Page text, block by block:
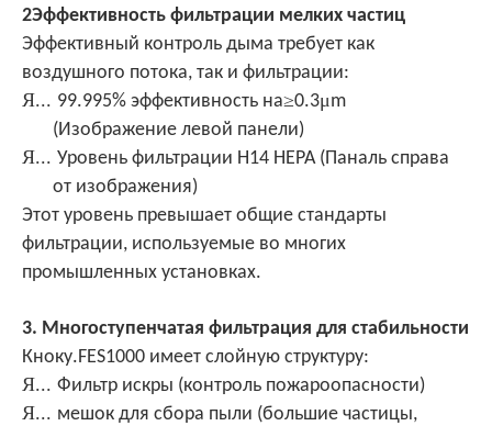
2Эффективность фильтрации мелких частиц
Эффективный контроль дыма требует как
воздушного потока, так и фильтрации:
Я... 99.995% эффективность на≥0.3μm
(Изображение левой панели)
Я... Уровень фильтрации H14 HEPA (Паналь справа
от изображения)
Этот уровень превышает общие стандарты
фильтрации, используемые во многих
промышленных установках.
3. Многоступенчатая фильтрация для стабильности
Кноку.FES1000 имеет слойную структуру:
Я... Фильтр искры (контроль пожароопасности)
Я... мешок для сбора пыли (большие частицы,